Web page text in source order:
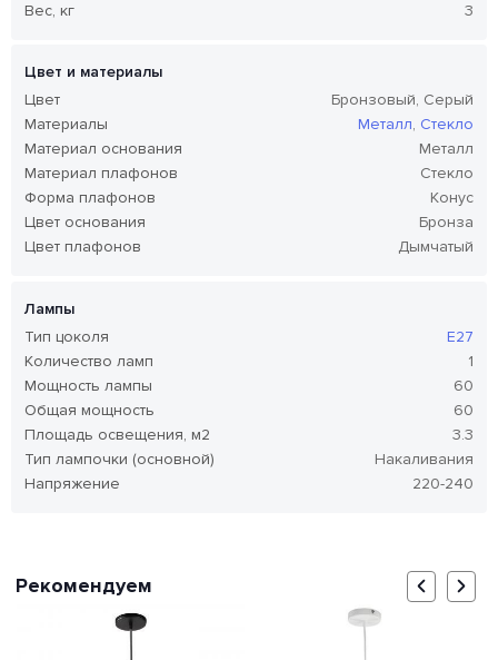
Вес, кг
3
Цвет и материалы
Цвет
Бронзовый, Серый
Материалы
Металл, Стекло
Материал основания
Металл
Материал плафонов
Стекло
Форма плафонов
Конус
Цвет основания
Бронза
Цвет плафонов
Дымчатый
Лампы
Тип цоколя
E27
Количество ламп
1
Мощность лампы
60
Общая мощность
60
Площадь освещения, м2
3.3
Тип лампочки (основной)
Накаливания
Напряжение
220-240
Рекомендуем